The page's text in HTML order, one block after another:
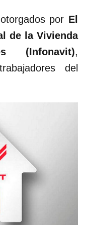
por El
de la Vivienda
(Infonavit),
del